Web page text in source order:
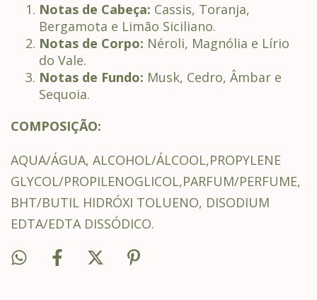
Notas de Cabeça: Cassis, Toranja,
Bergamota e Limão Siciliano.
Notas de Corpo: Néroli, Magnólia e Lírio
do Vale.
Notas de Fundo: Musk, Cedro, Âmbar e
Sequoia.
COMPOSIÇÃO:
AQUA/ÁGUA, ALCOHOL/ÁLCOOL,PROPYLENE
GLYCOL/PROPILENOGLICOL,PARFUM/PERFUME,
BHT/BUTIL HIDRÓXI TOLUENO, DISODIUM
EDTA/EDTA DISSÓDICO.